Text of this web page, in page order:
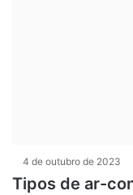
4 de outubro de 2023
Tipos de ar-